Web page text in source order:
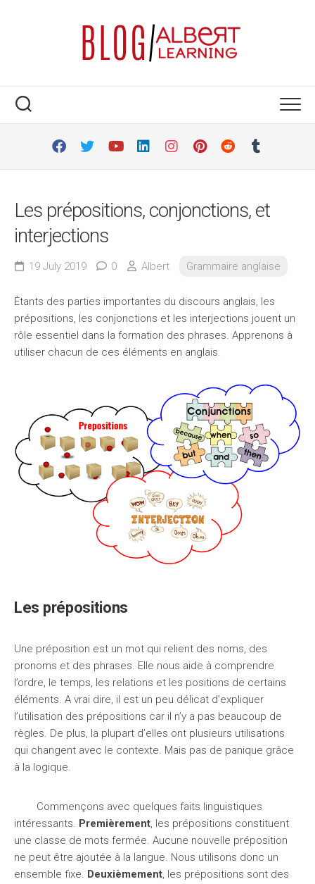
Les prépositions, conjonctions, et
interjections
19 July 2019 0 Albert Grammaire anglaise
Étants des parties importantes du discours anglais, les
prépositions, les conjonctions et les interjections jouent un
rôle essentiel dans la formation des phrases. Apprenons à
utiliser chacun de ces éléments en anglais.
Les prépositions
Une préposition est un mot qui relient des noms, des
pronoms et des phrases. Elle nous aide à comprendre
l’ordre, le temps, les relations et les positions de certains
éléments. A vrai dire, il est un peu délicat d’expliquer
l’utilisation des prépositions car il n’y a pas beaucoup de
règles. De plus, la plupart d’elles ont plusieurs utilisations
qui changent avec le contexte. Mais pas de panique grâce
à la logique.
Commençons avec quelques faits linguistiques
intéressants. Premièrement, les prépositions constituent
une classe de mots fermée. Aucune nouvelle préposition
ne peut être ajoutée à la langue. Nous utilisons donc un
ensemble fixe. Deuxièmement, les prépositions sont des